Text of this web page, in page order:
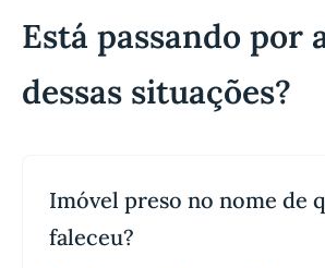
Está passando por
dessas situações?
Imóvel preso no nome de
faleceu?